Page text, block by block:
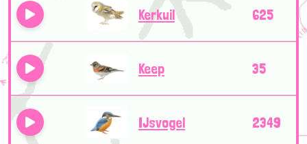
Kerkuil 625
Keep 35
IJsvogel 2349